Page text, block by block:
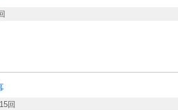
15回